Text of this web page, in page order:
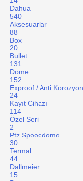
Dahua
540
Aksesuarlar
88
Box
20
Bullet
131
Dome
152
Exproof / Anti Korozyon
24
Kayıt Cihazı
114
Özel Seri
2
Ptz Speeddome
30
Termal
44
Dallmeier
15